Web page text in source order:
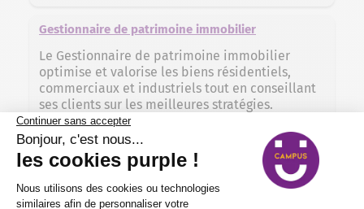
Gestionnaire de patrimoine immobilier
Le Gestionnaire de patrimoine immobilier
optimise et valorise les biens résidentiels,
commerciaux et industriels tout en conseillant
ses clients sur les meilleures stratégies.
Découvrez ses missions, compétences et
perspectives d’évolution dans ce métier
stratégique et enrichissant.
Responsable de développement commercial